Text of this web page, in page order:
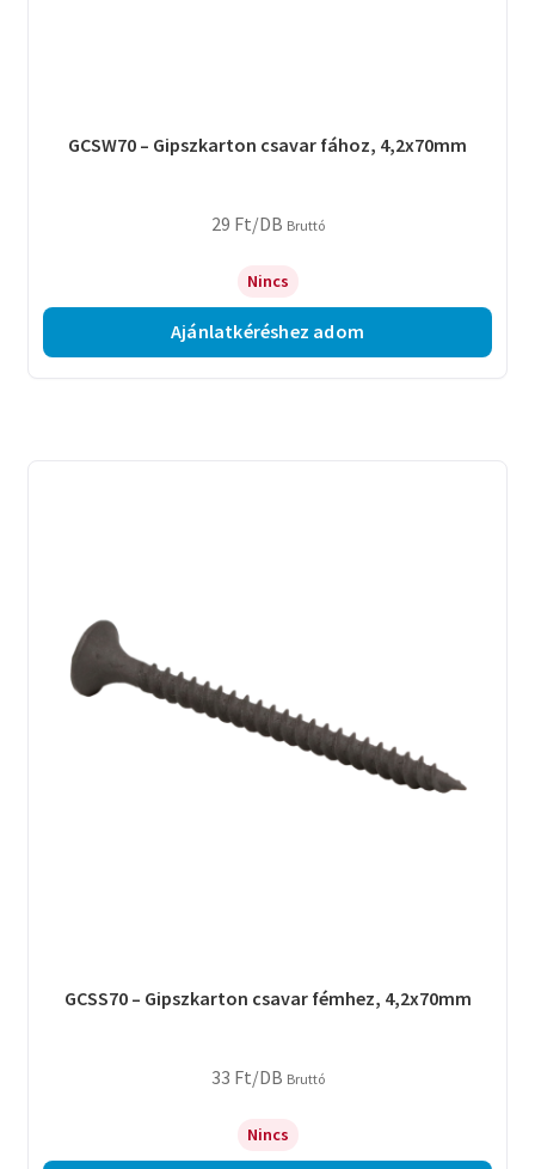
GCSW70 – Gipszkarton csavar fához, 4,2x70mm
29 Ft/DB Bruttó
Nincs
Ajánlatkéréshez adom
GCSS70 – Gipszkarton csavar fémhez, 4,2x70mm
33 Ft/DB Bruttó
Nincs